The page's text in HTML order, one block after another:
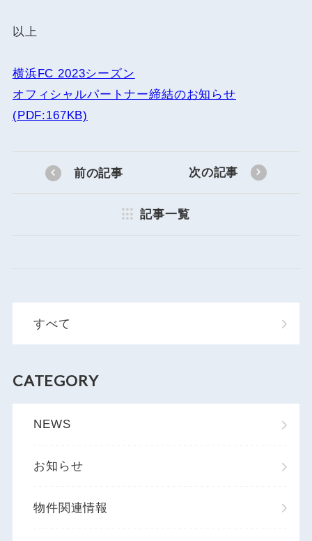
以上
横浜FC 2023シーズン
オフィシャルパートナー締結のお知らせ
(PDF:167KB)
前の記事
記事一覧
次の記事
すべて
CATEGORY
NEWS
お知らせ
物件関連情報